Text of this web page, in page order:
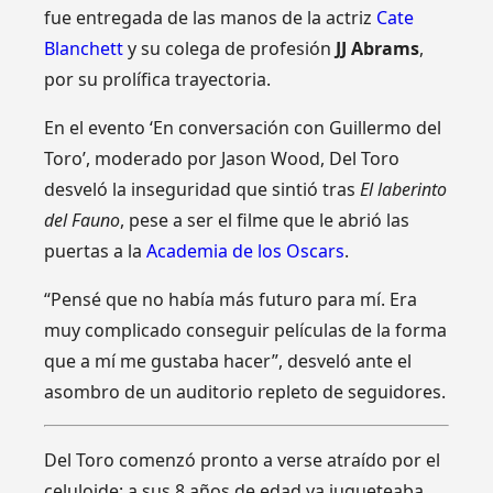
fue entregada de las manos de la actriz Cate
Blanchetty su colega de profesión JJ Abrams,
por su prolífica trayectoria.
En el evento ‘En conversación con Guillermo del
Toro’, moderado por Jason Wood, Del Toro
desveló la inseguridad que sintió trasEl laberinto
del Fauno, pese a ser el filme que le abrió las
puertas a laAcademia de los Oscars.
“Pensé que no había más futuro para mí. Era
muy complicado conseguir películas de la forma
que a mí me gustaba hacer”, desveló ante el
asombro de un auditorio repleto de seguidores.
Del Toro comenzó pronto a verse atraído por el